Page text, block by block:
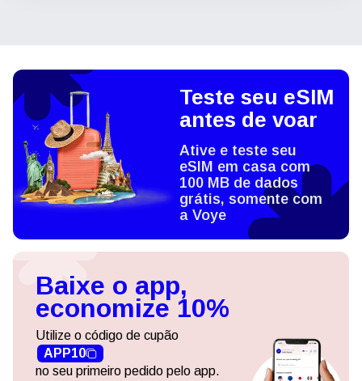
Teste seu eSIM
antes de voar
Ative e teste seu
eSIM em casa com
100 MB de dados
grátis, somente com
a Voye
Baixe o app,
economize 10%
Utilize o código de cupão
APP10
no seu primeiro pedido pelo app.